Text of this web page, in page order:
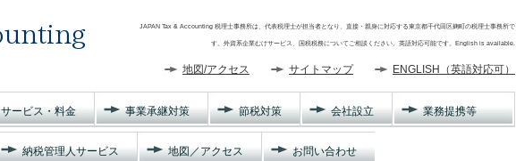
JAPAN Tax & Accounting 税理士事務所は、代表税理士が担当者となり、直接・親身に対応する東京都千代田区麹町の税理士事務所で
す。外資系企業むけサービス、国税税務についてご相談ください。英語対応可能です。English is available.
地図/アクセス サイトマップ ENGLISH（英語対応可）
サービス・料金 事業承継対策 節税対策 会社設立 業務提携等
納税管理人サービス 地図／アクセス お問い合わせ